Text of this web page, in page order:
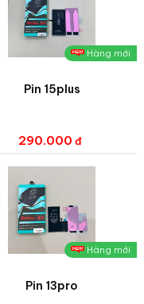
Hàng mới
Pin 15plus
290.000
Hàng mới
Pin 13pro